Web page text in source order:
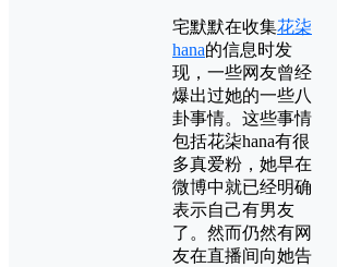
宅默默在收集花柒
hana的信息时发
现，一些网友曾经
爆出过她的一些八
卦事情。这些事情
包括花柒hana有很
多真爱粉，她早在
微博中就已经明确
表示自己有男友
了。然而仍然有网
友在直播间向她告